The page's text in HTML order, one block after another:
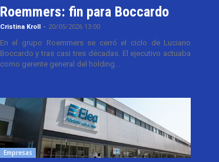
Roemmers: fin para Boccardo
Cristina Kroll - 20/05/2026 13:00
En el grupo Roemmers se cerró el ciclo de Luciano
Boccardo y tras casi tres décadas. El ejecutivo actuaba
como gerente general del holding...
Empresas